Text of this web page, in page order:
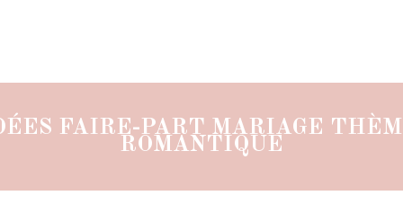
FAIRE-PART MARIAGE
ROMANTIQUE